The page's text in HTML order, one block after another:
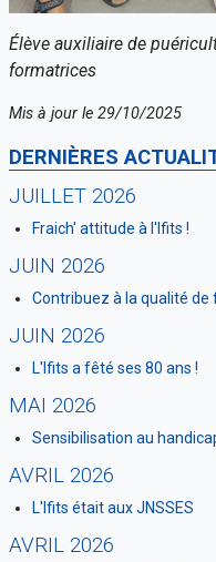
DERNIÈRES
JUILLET 2026
Fraich' attitude à l'Ifits !
JUIN 2026
Contribuez à la qualité
JUIN 2026
L'Ifits a fêté ses 80 ans !
MAI 2026
Sensibilisation au
AVRIL 2026
L'Ifits était aux JNSSES
AVRIL 2026
Élève auxiliaire de
formatrices
Mis à jour le 29/10/2025